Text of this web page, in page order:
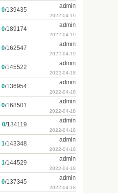
0/139435
admin
2022-04-19
0/189174
admin
2022-04-19
0/162547
admin
2022-04-19
0/145522
admin
2022-04-18
0/136954
admin
2022-04-18
0/168501
admin
2022-04-18
0/134119
admin
2022-04-18
1/143348
admin
2022-04-18
1/144529
admin
2022-04-18
0/137345
admin
2022-04-18